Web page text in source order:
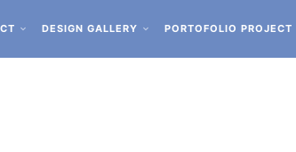
DESIGN GALLERY PORTOFOLIO PROJECT